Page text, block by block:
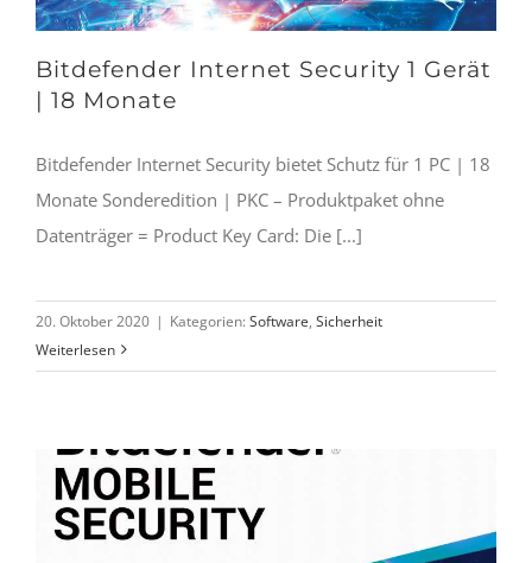
Bitdefender Internet Security 1 Gerät
| 18 Monate
Bitdefender Internet Security bietet Schutz für 1 PC | 18
Monate Sonderedition | PKC – Produktpaket ohne
Datenträger = Product Key Card: Die [...]
20. Oktober 2020 | Kategorien: Software, Sicherheit
Weiterlesen